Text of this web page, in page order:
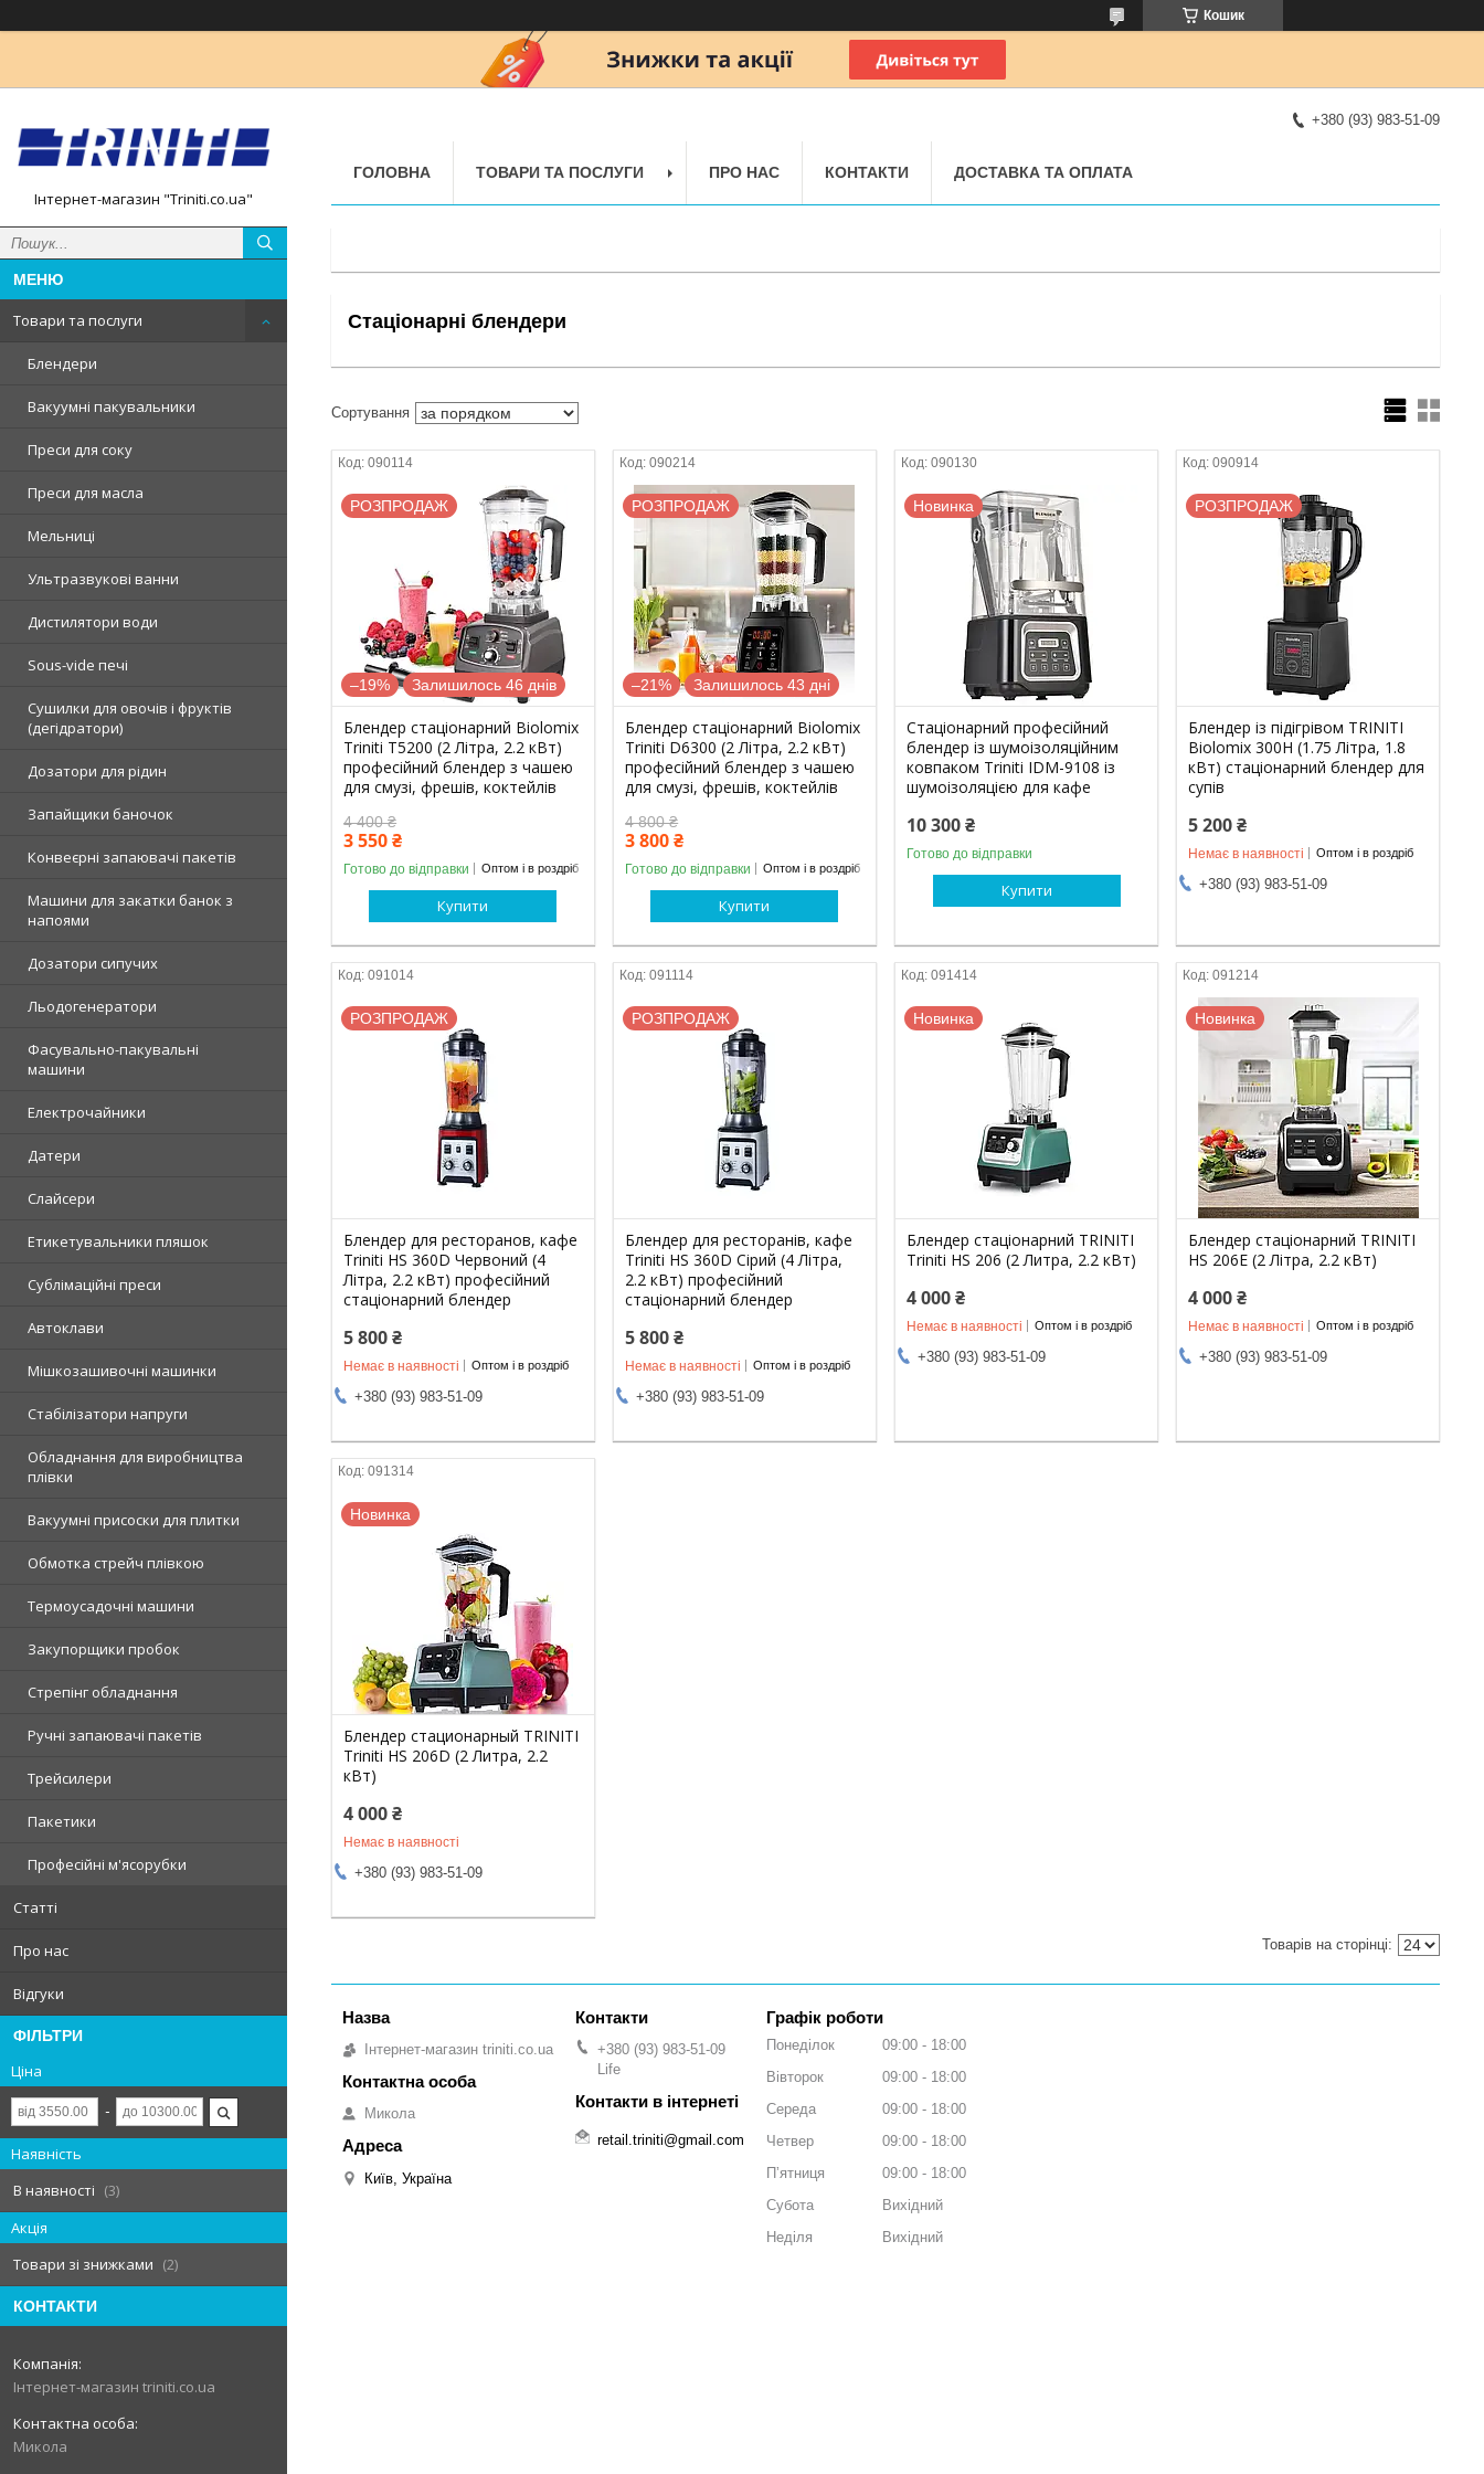
Кошик
Інтернет-магазин "Triniti.co.ua"
Товари та послуги
Блендери
Вакуумні пакувальники
Преси для соку
Преси для масла
Мельниці
Ультразвукові ванни
Дистилятори води
Sous-vide печі
Сушилки для овочів і фруктів
(дегідратори)
Дозатори для рідин
Запайщики баночок
Конвеєрні запаювачі пакетів
Машини для закатки банок з
напоями
Дозатори сипучих
Льодогенератори
Фасувально-пакувальні
машини
Електрочайники
Датери
Слайсери
Етикетувальники пляшок
Сублімаційні преси
Автоклави
Мішкозашивочні машинки
Стабілізатори напруги
Обладнання для виробництва
плівки
Вакуумні присоски для плитки
Обмотка стрейч плівкою
Термоусадочні машини
Закупорщики пробок
Стрепінг обладнання
Ручні запаювачі пакетів
Трейсилери
Пакетики
Професійні м'ясорубки
Статті
Про нас
Відгуки
ФІЛЬТРИ
Ціна
Наявність
В наявності
3
Акція
Товари зі знижками
2
КОНТАКТИ
Інтернет-магазин triniti.co.ua
Микола
+380 (93) 983-51-09
ГОЛОВНА ТОВАРИ ТА ПОСЛУГИ ПРО НАС КОНТАКТИ ДОСТАВКА ТА ОПЛАТА
Стаціонарні блендери
090114
РОЗПРОДАЖ
–19% Залишилось 46 днів
Блендер стаціонарний Biolomix
Triniti T5200 (2 Літра, 2.2 кВт)
професійний блендер з чашею
для смузі, фрешів, коктейлів
4 400 ₴
3 550 ₴
Готово до відправки Оптом і в роздріб
Купити
090214
РОЗПРОДАЖ
–21% Залишилось 43 дні
Блендер стаціонарний Biolomix
Triniti D6300 (2 Літра, 2.2 кВт)
професійний блендер з чашею
для смузі, фрешів, коктейлів
4 800 ₴
3 800 ₴
Готово до відправки Оптом і в роздріб
Купити
090130
Новинка
Стаціонарний професійний
блендер із шумоізоляційним
ковпаком Triniti IDM-9108 із
шумоізоляцією для кафе
10 300 ₴
Готово до відправки
Купити
090914
РОЗПРОДАЖ
Блендер із підігрівом TRINITI
Biolomix 300H (1.75 Літра, 1.8
кВт) стаціонарний блендер для
супів
5 200 ₴
Немає в наявності Оптом і в роздріб
+380 (93) 983-51-09
091014
РОЗПРОДАЖ
Блендер для ресторанов, кафе
Triniti HS 360D Червоний (4
Літра, 2.2 кВт) професійний
стаціонарний блендер
5 800 ₴
Немає в наявності Оптом і в роздріб
+380 (93) 983-51-09
091114
РОЗПРОДАЖ
Блендер для ресторанів, кафе
Triniti HS 360D Сірий (4 Літра,
2.2 кВт) професійний
стаціонарний блендер
5 800 ₴
Немає в наявності Оптом і в роздріб
+380 (93) 983-51-09
091414
Новинка
Блендер стаціонарний TRINITI
Triniti HS 206 (2 Литра, 2.2 кВт)
4 000 ₴
Немає в наявності Оптом і в роздріб
+380 (93) 983-51-09
091214
Новинка
Блендер стаціонарний TRINITI
HS 206E (2 Літра, 2.2 кВт)
4 000 ₴
Немає в наявності Оптом і в роздріб
+380 (93) 983-51-09
091314
Новинка
Блендер стационарный TRINITI
Triniti HS 206D (2 Литра, 2.2
кВт)
4 000 ₴
Немає в наявності
+380 (93) 983-51-09
Інтернет-магазин triniti.co.ua
Микола
Київ, Україна
+380 (93) 983-51-09
Life
retail.triniti@gmail.com
Графік роботи
Понеділок 09:00
18:00
Вівторок
09:00
18:00
Середа
09:00
18:00
Четвер
09:00
18:00
Пʼятниця
09:00
18:00
Субота
Вихідний
Неділя
Вихідний